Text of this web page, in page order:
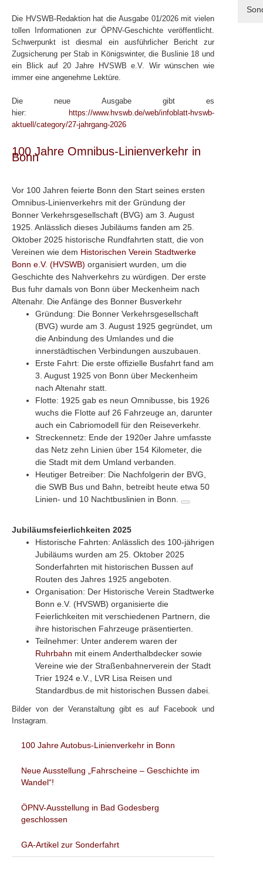
Die HVSWB-Redaktion hat die Ausgabe 01/2026 mit vielen
tollen Informationen zur ÖPNV-Geschichte veröffentlicht.
Schwerpunkt ist diesmal ein ausführlicher Bericht zur
Zugsicherung per Stab in Königswinter, die Buslinie 18 und
ein Blick auf 20 Jahre HVSWB e.V. Wir wünschen wie
immer eine angenehme Lektüre.
Die neue Ausgabe gibt es
hier:
https://www.hvswb.de/web/infoblatt-hvswb-
aktuell/category/27-jahrgang-2026
100 Jahre Omnibus-Linienverkehr in
Bonn
Vor 100 Jahren feierte Bonn den Start seines ersten
Omnibus-Linienverkehrs mit der Gründung der
Bonner Verkehrsgesellschaft (BVG) am 3. August
1925. Anlässlich dieses Jubiläums fanden am 25.
Oktober 2025 historische Rundfahrten statt, die von
Vereinen wie dem Historischen Verein Stadtwerke
Bonn e.V. (HVSWB) organisiert wurden, um die
Geschichte des Nahverkehrs zu würdigen. Der erste
Bus fuhr damals von Bonn über Meckenheim nach
Altenahr. Die Anfänge des Bonner Busverkehr
Gründung: Die Bonner Verkehrsgesellschaft
(BVG) wurde am 3. August 1925 gegründet, um
die Anbindung des Umlandes und die
innerstädtischen Verbindungen auszubauen.
Erste Fahrt: Die erste offizielle Busfahrt fand am
3. August 1925 von Bonn über Meckenheim
nach Altenahr statt.
Flotte: 1925 gab es neun Omnibusse, bis 1926
wuchs die Flotte auf 26 Fahrzeuge an, darunter
auch ein Cabriomodell für den Reiseverkehr.
Streckennetz: Ende der 1920er Jahre umfasste
das Netz zehn Linien über 154 Kilometer, die
die Stadt mit dem Umland verbanden.
Heutiger Betreiber: Die Nachfolgerin der BVG,
die SWB Bus und Bahn, betreibt heute etwa 50
Linien- und 10 Nachtbuslinien in Bonn.
Jubiläumsfeierlichkeiten 2025
Historische Fahrten: Anlässlich des 100-jährigen
Jubiläums wurden am 25. Oktober 2025
Sonderfahrten mit historischen Bussen auf
Routen des Jahres 1925 angeboten.
Organisation: Der Historische Verein Stadtwerke
Bonn e.V. (HVSWB) organisierte die
Feierlichkeiten mit verschiedenen Partnern, die
ihre historischen Fahrzeuge präsentierten.
Teilnehmer: Unter anderem waren der
Ruhrbahn mit einem Anderthalbdecker sowie
Vereine wie der Straßenbahnerverein der Stadt
Trier 1924 e.V., LVR Lisa Reisen und
Standardbus.de mit historischen Bussen dabei.
Bilder von der Veranstaltung gibt es auf Facebook und
Instagram.
100 Jahre Autobus-Linienverkehr in Bonn
Neue Ausstellung „Fahrscheine – Geschichte im
Wandel“!
ÖPNV-Ausstellung in Bad Godesberg
geschlossen
GA-Artikel zur Sonderfahrt